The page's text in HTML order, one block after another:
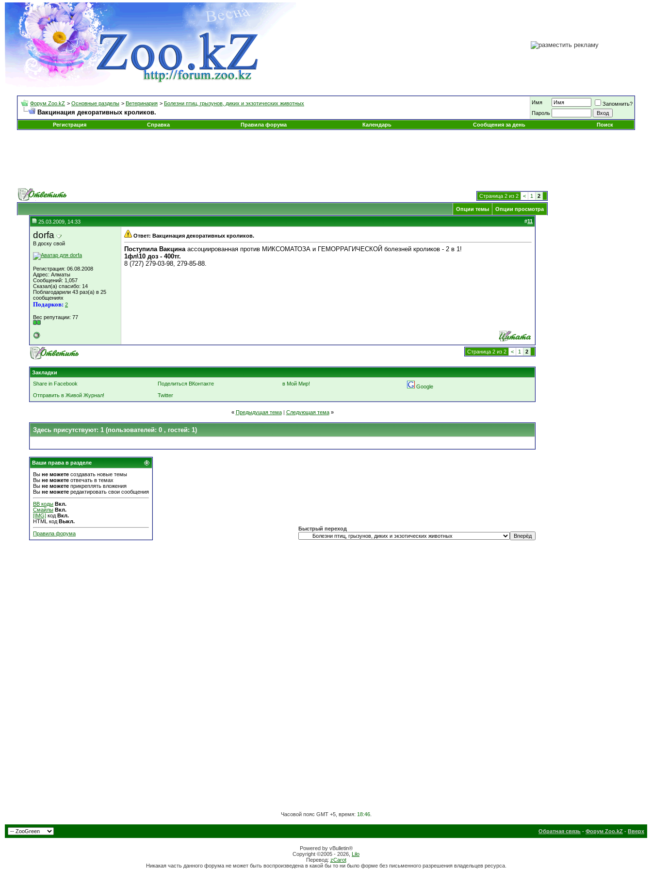
Форум Zoo.kZ > Основные разделы > Ветеринария > Болезни птиц, грызунов, диких и экзотических животных
Вакцинация декоративных кроликов.
Имя
Запомнить?
Пароль
Регистрация
Справка Правила форума Календарь Сообщения за день Поиск
Страница 2 из 2 < 1 2
Опции темы Опции просмотра
25.03.2009, 14:33 #11
dorfa
В доску свой
Регистрация: 06.08.2008
Адрес: Алматы
Сообщений: 1,057
Сказал(а) спасибо: 14
Поблагодарили 43 раз(а) в 25
сообщениях
Подарков: 2
Вес репутации: 77
Ответ: Вакцинация декоративных кроликов.
Поступила Вакцинаассоциированная против МИКСОМАТОЗА и ГЕМОРРАГИЧЕСКОЙ болезней кроликов - 2 в 1!
1фл\10 доз - 400тг.
8 (727) 279-03-98, 279-85-88.
Страница 2 из 2 < 1 2
Закладки
Share in Facebook
Поделиться ВКонтакте в Мой Мир!
Google
Отправить в Живой Журнал!
Twitter
« Предыдущая тема| Следующая тема »
Здесь присутствуют: 1 (пользователей: 0 , гостей: 1)
Ваши права в разделе
Вы не можете создавать новые темы
Вы не можете отвечать в темах
Вы не можете прикреплять вложения
Вы не можете редактировать свои сообщения
BB коды Вкл.
Смайлы Вкл.
[IMG] код Вкл.
HTML код Выкл.
Правила форума
Быстрый переход
Часовой пояс GMT +5, время: 18:46.
Обратная связь - Форум Zoo.kZ - Вверх
Powered by vBulletin®
Copyright ©2005 - 2026, Lilo
Перевод: zCarot
Никакая часть данного форума не может быть воспроизведена в какой бы то ни было форме без письменного разрешения владельцев ресурса.